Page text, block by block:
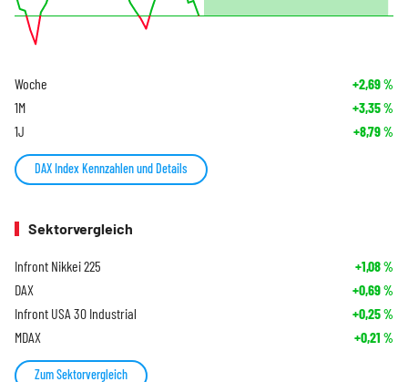
Woche +2,69%
1M +3,35%
1J +8,79%
DAX Index Kennzahlen und Details
Sektorvergleich
Infront Nikkei 225 +1,08%
DAX +0,69%
Infront USA 30 Industrial +0,25%
MDAX +0,21 %
Zum Sektorvergleich